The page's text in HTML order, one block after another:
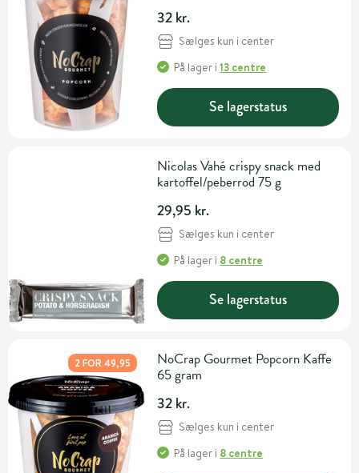
32 kr.
Sælges kun i center
På lager i13 centre
Se lagerstatus
Nicolas Vahé crispy snack med
kartoffel/peberrod 75 g
29,95 kr.
Sælges kun i center
På lager i 8 centre
Se lagerstatus
2 FOR 49,95
NoCrap Gourmet Popcorn Kaffe
65 gram
32 kr.
Sælges kun i center
På lager i 8 centre